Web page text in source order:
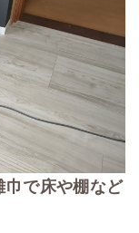
巾で床や棚など